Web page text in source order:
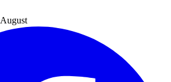
August